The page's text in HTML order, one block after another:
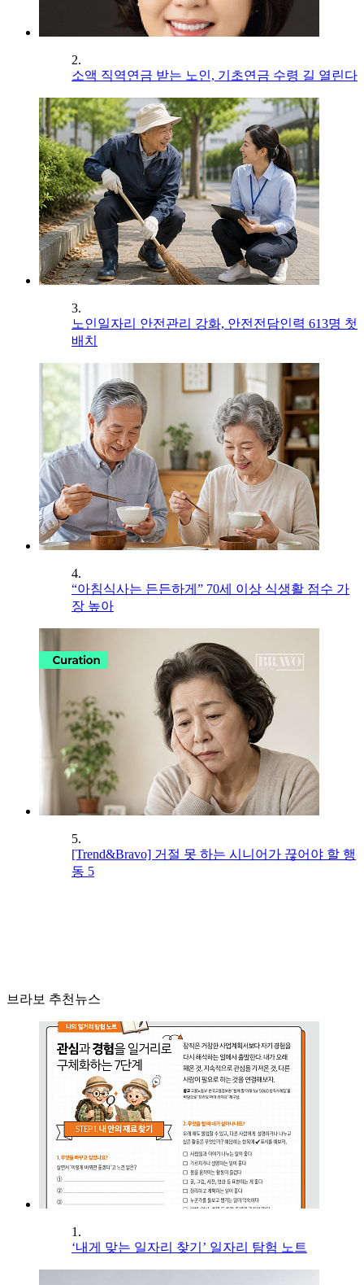
2.
소액 직역연금 받는 노인, 기초연금 수령 길 열린다
3.
노인일자리 안전관리 강화, 안전전담인력 613명 첫
배치
4.
“아침식사는 든든하게” 70세 이상 식생활 점수 가
장 높아
5.
[Trend&Bravo] 거절 못 하는 시니어가 끊어야 할 행
동 5
브라보 추천뉴스
1.
‘내게 맞는 일자리 찾기’ 일자리 탐험 노트